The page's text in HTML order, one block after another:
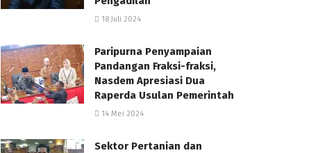
18 Juli 2024
Paripurna Penyampaian
Pandangan Fraksi-fraksi,
Nasdem Apresiasi Dua
Raperda Usulan Pemerintah
14 Mei 2024
Sektor Pertanian dan